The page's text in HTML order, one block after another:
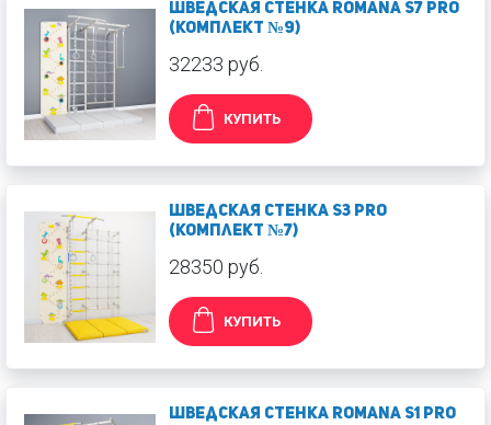
Шведская стенка ROMANA S7 PRO
(Комплект №9)
32233 руб.
КУПИТЬ
Шведская стенка S3 PRO
(Комплект №7)
28350 руб.
КУПИТЬ
Шведская стенка ROMANA S1 PRO